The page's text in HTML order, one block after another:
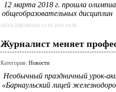
12 марта 2018 г. прошла
общеобразовательных дисциплин
ОПУБЛИКОВАНО 13.03.2018 14:38
Журналист меняет
Категория: Новости
Необычный праздничный урок-
«Барнаульский лицей